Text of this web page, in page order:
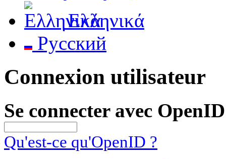
Ελληνικά
Русский
Connexion utilisateur
Se connecter avec OpenID
Qu'est-ce qu'OpenID ?